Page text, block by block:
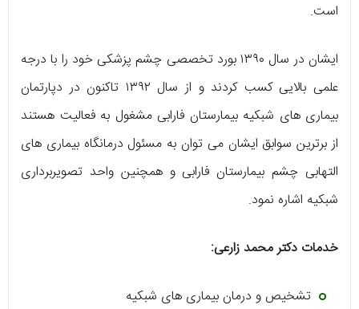
است.
ایشان در سال ۱۳۹۰ بورد تخصصی چشم پزشکی خود را با درجه
علمی بالایی کسب کردند و از سال ۱۳۹۲ تاکنون در دپارتمان
بیماری‌ های شبکیه بیمارستان فارابی مشغول به فعالیت هستند‌
از برترین سوابق ایشان می‌ توان به مسئول درمانگاه بیماری‌ های
التهابی چشم بیمارستان فارابی و همچنین واحد تصویربرداری
شبکیه اشاره نمود.
خدمات دکتر محمد زارعی:
تشخیص و درمان بیماری‌ های شبکیه